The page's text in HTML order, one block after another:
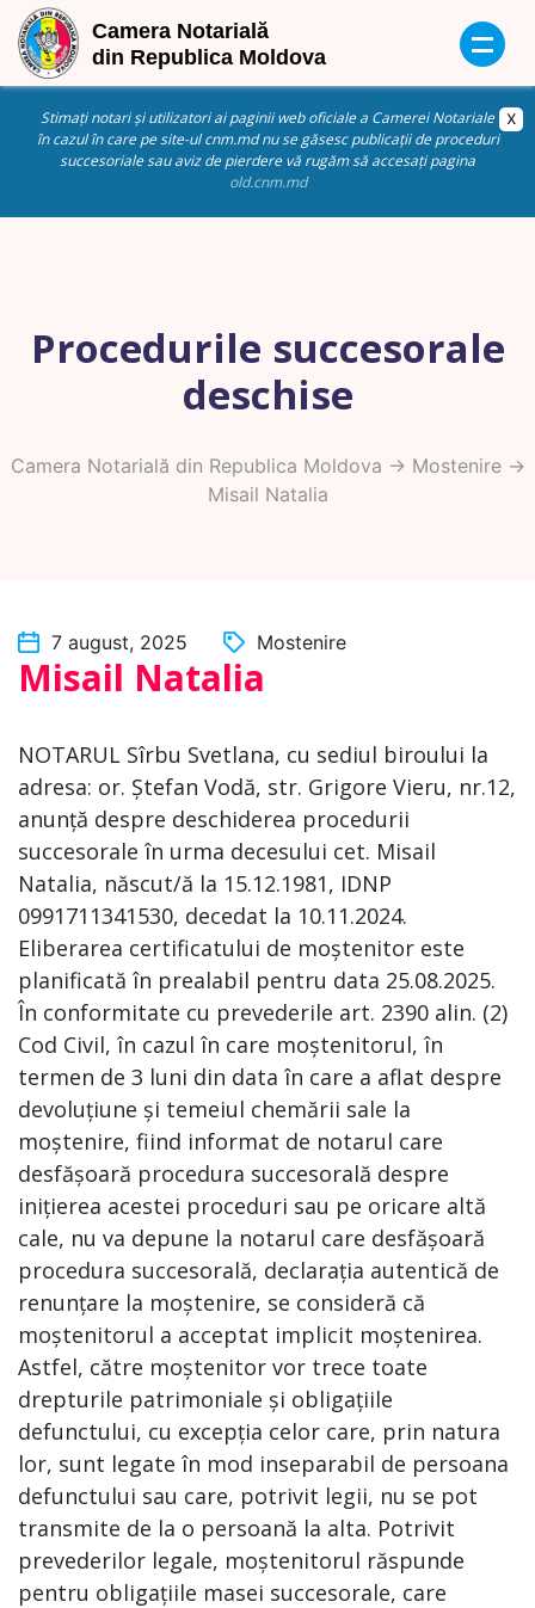
Stimați notari și utilizatori ai paginii web oficiale a Camerei Notariale
în cazul în care pe site-ul cnm.md nu se găsesc publicații de proceduri
succesoriale sau aviz de pierdere vă rugăm să accesați pagina
old.cnm.md
Procedurile succesorale
deschise
Camera Notarială din Republica Moldova -> Mostenire->
Misail Natalia
7 august, 2025 Mostenire
Misail Natalia
NOTARUL Sîrbu Svetlana, cu sediul biroului la
adresa: or. Ștefan Vodă, str. Grigore Vieru, nr.12,
anunță despre deschiderea procedurii
succesorale în urma decesului cet. Misail
Natalia, născut/ă la 15.12.1981, IDNP
0991711341530, decedat la 10.11.2024.
Eliberarea certificatului de moștenitor este
planificată în prealabil pentru data 25.08.2025.
În conformitate cu prevederile art. 2390 alin. (2)
Cod Civil, în cazul în care moștenitorul, în
termen de 3 luni din data în care a aflat despre
devoluțiune și temeiul chemării sale la
moștenire, fiind informat de notarul care
desfășoară procedura succesorală despre
inițierea acestei proceduri sau pe oricare altă
cale, nu va depune la notarul care desfășoară
procedura succesorală, declarația autentică de
renunțare la moștenire, se consideră că
moștenitorul a acceptat implicit moștenirea.
Astfel, către moștenitor vor trece toate
drepturile patrimoniale și obligațiile
defunctului, cu excepția celor care, prin natura
lor, sunt legate în mod inseparabil de persoana
defunctului sau care, potrivit legii, nu se pot
transmite de la o persoană la alta. Potrivit
prevederilor legale, moștenitorul răspunde
pentru obligațiile masei succesorale, care